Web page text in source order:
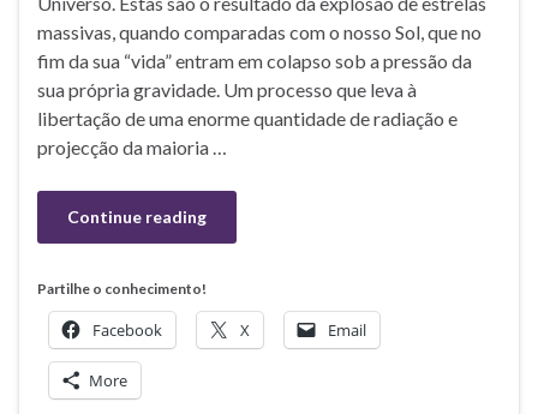
massivas, quando comparadas com o nosso Sol, que no
fim da sua “vida” entram em colapso sob a pressão da
sua própria gravidade. Um processo que leva à
libertação de uma enorme quantidade de radiação e
projecção da maioria …
Continue reading
Partilhe o conhecimento!
Facebook X Email
More